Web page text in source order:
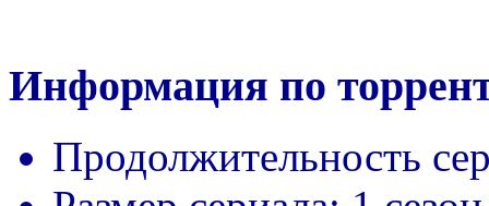
Информация по
Продолжительность